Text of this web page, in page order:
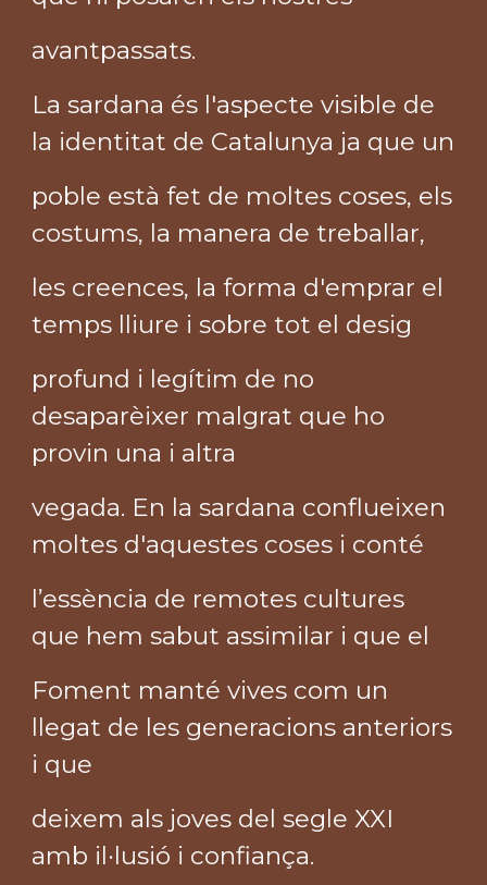
avantpassats.
La sardana és l'aspecte visible de
la identitat de Catalunya ja que un
poble està fet de moltes coses, els
costums, la manera de treballar,
les creences, la forma d'emprar el
temps lliure i sobre tot el desig
profund i legítim de no
desaparèixer malgrat que ho
provin una i altra
vegada. En la sardana conflueixen
moltes d'aquestes coses i conté
l’essència de remotes cultures
que hem sabut assimilar i que el
Foment manté vives com un
llegat de les generacions anteriors
i que
deixem als joves del segle XXI
amb il·lusió i confiança.